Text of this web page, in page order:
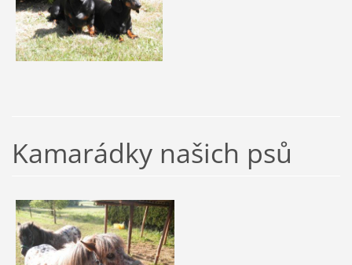
Kamarádky našich psů